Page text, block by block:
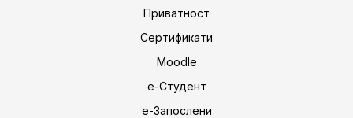
Приватност
Сертификати
Moodle
е-Студент
е-Запослени